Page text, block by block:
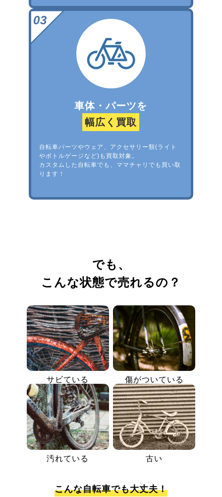
車体・パーツを
幅広く買取
自転車パーツやウェア、アクセサリー類(ライト
やボトルゲージなど)も買取対象。
カスタムした自転車でも、ママチャリでも買い取
ります！
でも、
こんな状態で売れるの？
サビている 傷がついている
汚れている 古い
こんな自転車でも大丈夫！